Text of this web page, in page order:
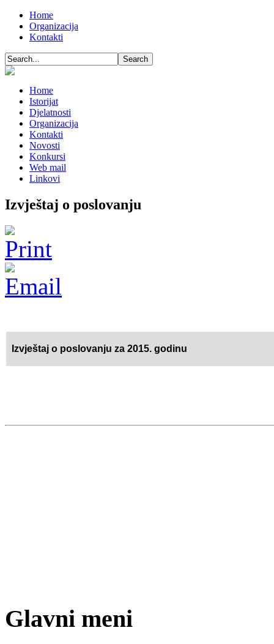
Home
Organizacija
Kontakti
Home
Istorijat
Djelatnosti
Organizacija
Kontakti
Novosti
Konkursi
Web mail
Linkovi
Izvještaj o poslovanju
Izvještaj o poslovanju za 2015. godinu
Glavni meni